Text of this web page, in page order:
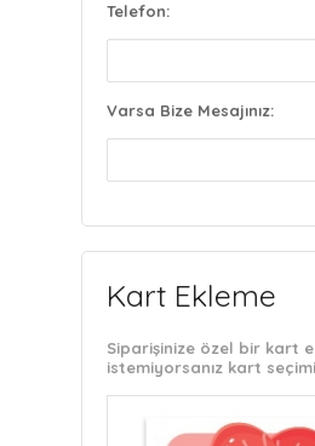
Telefon:
Varsa Bize Mesajınız:
Kart Ekleme
Siparişinize özel bir kart
istemiyorsanız kart